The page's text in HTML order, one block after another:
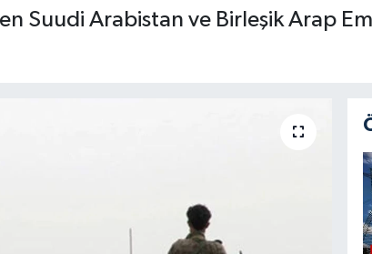
Suudi Arabistan ve Birleşik Arap